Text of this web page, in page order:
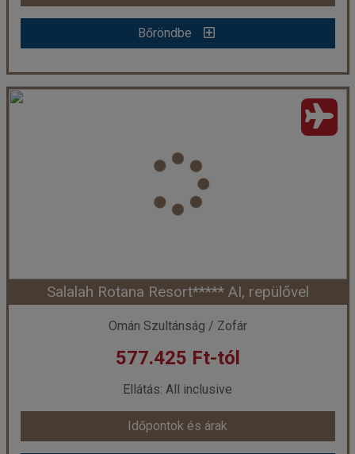
Bőröndbe
Bőröndbe
SALALAH ROTANA RESORT *****
Város:Salalah
Utazás módja:
Repülővel
All inclusive
Szálláskategória: Hotel *****
Kétágyas szoba Classic Garden
Időpont: 2026-10-16 | 7 éj
már 552.540 Ft-tól
Időpontok és árak
Salalah Rotana Resort***** AI, repülővel
Omán Szultánság / Zofár
577.425 Ft-tól
Ellátás: All inclusive
Időpontok és árak